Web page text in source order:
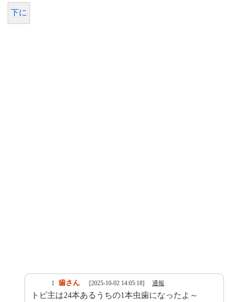
下に
1 歯さん [2025-10-02 14:05:18] 通報
トピ主は24本あるうちの1本虫歯になったよ～